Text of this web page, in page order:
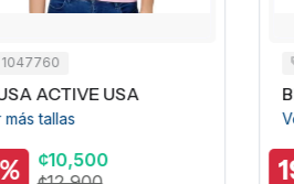
BLUSA ACTIVE
¢11,800